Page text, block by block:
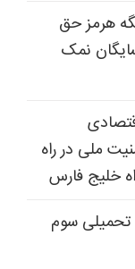
هرمز حق
نمک
ملی در راه
خلیج فارس
سوم